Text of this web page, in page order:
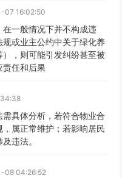
07 16:02:50
一般情况下并不构成违
或业主公约中关于绿化养
，则可能引发纠纷甚至被
责任和后果​​​
具体分析，若符合物业合
属正常维护；若影响居民
违法。
08 04:26:52